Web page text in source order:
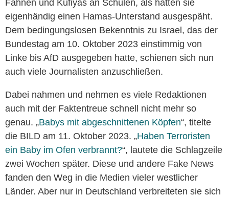
Fahnen und Kufiyas an Schulen, als hätten sie
eigenhändig einen Hamas-Unterstand ausgespäht.
Dem bedingungslosen Bekenntnis zu Israel, das der
Bundestag am 10. Oktober 2023 einstimmig von
Linke bis AfD ausgegeben hatte, schienen sich nun
auch viele Journalisten anzuschließen.
Dabei nahmen und nehmen es viele Redaktionen
auch mit der Faktentreue schnell nicht mehr so
genau. „Babys mit abgeschnittenen Köpfen“, titelte
die BILD am 11. Oktober 2023. „Haben Terroristen
ein Baby im Ofen verbrannt?“, lautete die Schlagzeile
zwei Wochen später. Diese und andere Fake News
fanden den Weg in die Medien vieler westlicher
Länder. Aber nur in Deutschland verbreiteten sie sich